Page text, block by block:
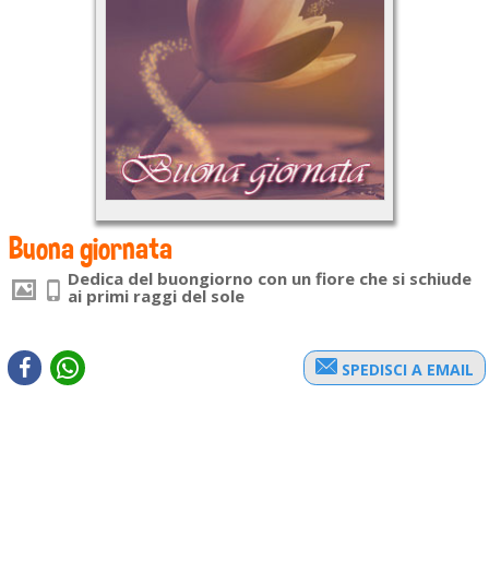
Buona giornata
Dedica del buongiorno con un fiore che si schiude
ai primi raggi del sole
SPEDISCI A EMAIL